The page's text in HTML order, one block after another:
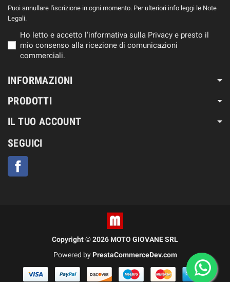
Puoi annullare l'iscrizione in ogni momento. Per ulteriori info leggi le Note
Legali.
Ho letto e accetto l'informativa sulla Privacy e presto il
mio consenso alla ricezione di comunicazioni
commerciali.
INFORMAZIONI
PRODOTTI
IL TUO ACCOUNT
SEGUICI
Copyright © 2026 MOTO GIOVANE SRL
Powered by PrestaCommerceDev.com